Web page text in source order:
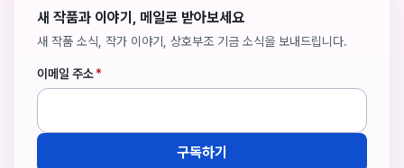
새 작품과 이야기, 메일로 받아보세요
새 작품 소식, 작가 이야기, 상호부조 기금 소식을 보내드립니다.
이메일 주소*
구독하기